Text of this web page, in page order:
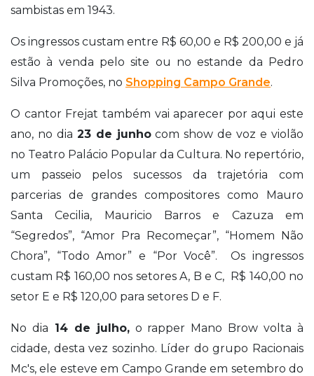
sambistas em 1943.
Os ingressos custam entre R$ 60,00 e R$ 200,00 e já
estão à venda pelo site ou no estande da Pedro
Silva Promoções, no Shopping Campo Grande.
O cantor Frejat também vai aparecer por aqui este
ano, no dia 23 de junhocom show de voz e violão
no Teatro Palácio Popular da Cultura. No repertório,
um passeio pelos sucessos da trajetória com
parcerias de grandes compositores como Mauro
Santa Cecilia, Mauricio Barros e Cazuza em
“Segredos”, “Amor Pra Recomeçar”, “Homem Não
Chora”, “Todo Amor” e “Por Você”. Os ingressos
custam R$ 160,00 nos setores A, B e C, R$ 140,00 no
setor E e R$ 120,00 para setores D e F.
No dia 14 de julho,o rapper Mano Brow volta à
cidade, desta vez sozinho. Líder do grupo Racionais
Mc's, ele esteve em Campo Grande em setembro do